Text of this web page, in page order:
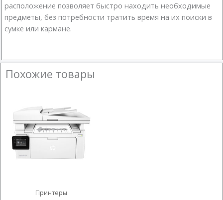
расположение позволяет быстро находить необходимые
предметы, без потребности тратить время на их поиски в
сумке или кармане.
Похожие товары
Принтеры